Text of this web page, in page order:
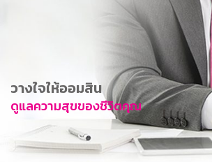
การพัฒนาที่ยั่งยืน
ข่าวสาร
บริการทางการเงิน
อื่นๆ
วางใจให้ออมสิน
ดูแลความสุขของชีวิตคุณ